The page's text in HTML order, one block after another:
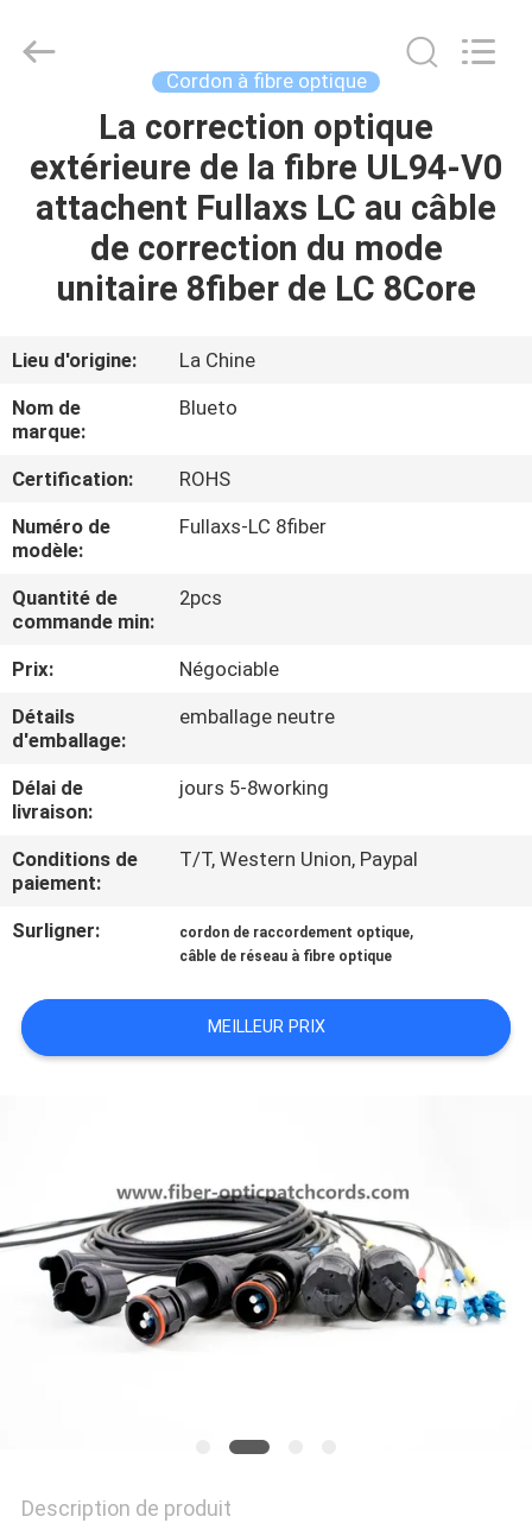
MAISON
PRODUITS
DE
NOUS
VISITE
D'USINE
CONTRÔLE
DE
QUALITÉ
CONTACTEZ-
NOUS
NOUVELLES
DEMANDEZ
CITATION
PRIVACY
POLICY
Electronics&Communication
Cordon à fibre optique
La correction optique
extérieure de la fibre UL94-V0
attachent Fullaxs LC au câble
de correction du mode
unitaire 8fiber de LC 8Core
Lieu d'origine:
La Chine
Nom de
marque:
Blueto
Certification:
ROHS
Numéro de
modèle:
Fullaxs-LC 8fiber
Quantité de
commande min:
2pcs
Prix:
Négociable
Détails
d'emballage:
emballage neutre
Délai de
livraison:
jours 5-8working
Conditions de
paiement:
T/T, Western Union, Paypal
Surligner: cordon de raccordement optique,
câble de réseau à fibre optique
MEILLEUR PRIX
Description de produit